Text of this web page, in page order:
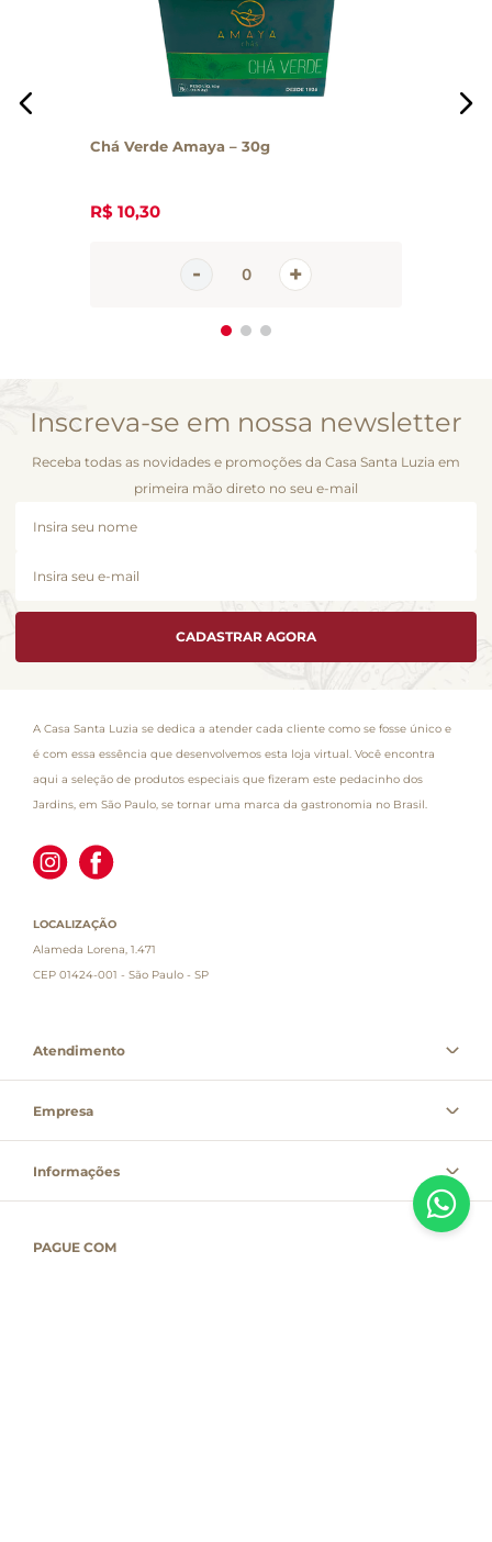
Chá Verde Amaya – 30g
R$ 10,30
Inscreva-se em nossa newsletter
Receba todas as novidades e promoções da Casa Santa Luzia em
primeira mão direto no seu e-mail
CADASTRAR AGORA
A Casa Santa Luzia se dedica a atender cada cliente como se fosse único e
é com essa essência que desenvolvemos esta loja virtual. Você encontra
aqui a seleção de produtos especiais que fizeram este pedacinho dos
Jardins, em São Paulo, se tornar uma marca da gastronomia no Brasil.
LOCALIZAÇÃO
Alameda Lorena, 1.471
CEP 01424-001 - São Paulo - SP
Atendimento
Empresa
Informações
PAGUE COM